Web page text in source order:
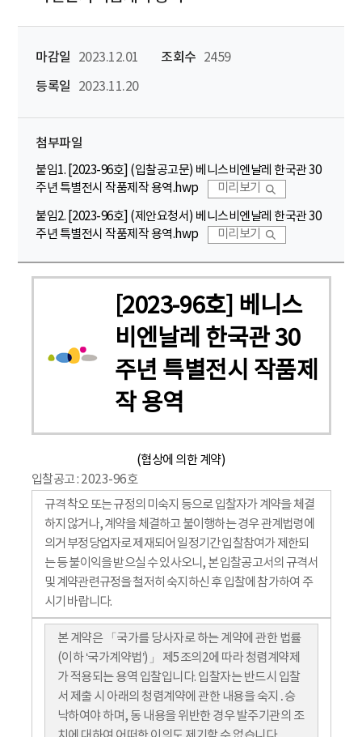
마감일 2023.12.01 조회수
2459
등록일
2023.11.20
첨부파일
붙임1. [2023-96호] (입찰공고문) 베니스비엔날레 한국관 30
주년 특별전시 작품제작 용역.hwp
미리보기
붙임2. [2023-96호] (제안요청서) 베니스비엔날레 한국관 30
주년 특별전시 작품제작 용역.hwp
미리보기
[2023-96호] 베니스
비엔날레 한국관 30
주년 특별전시 작품제
작 용역
(협상에 의한 계약)
입찰공고 : 2023-96호
규격 착오 또는 규정의 미숙지 등으로 입찰자가 계약을 체결
하지 않거나, 계약을 체결하고 불이행하는 경우 관계법령에
의거 부정당업자로 제재되어 일정기간 입찰참여가 제한되
는 등 불이익을 받으실 수 있사오니, 본 입찰공고서의 규격서
및 계약관련규정을 철저히 숙지하신 후 입찰에 참가하여 주
시기 바랍니다.
본 계약은 「국가를 당사자로 하는 계약에 관한 법률
(이하 ‘국가계약법’)」 제5조의2에 따라 청렴계약제
가 적용되는 용역 입찰입니다. 입찰자는 반드시 입찰
서 제출 시 아래의 청렴계약에 관한 내용을 숙지․승
낙하여야 하며, 동 내용을 위반한 경우 발주기관의 조